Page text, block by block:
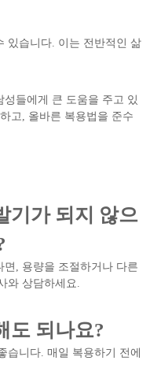
있습니다. 이는 전반적인 삶
들에게 큰 도움을 주고 있
고, 올바른 복용법을 준수
기가 되지 않으
, 용량을 조절하거나 다른
와 상담하세요.
도 되나요?
습니다. 매일 복용하기 전에